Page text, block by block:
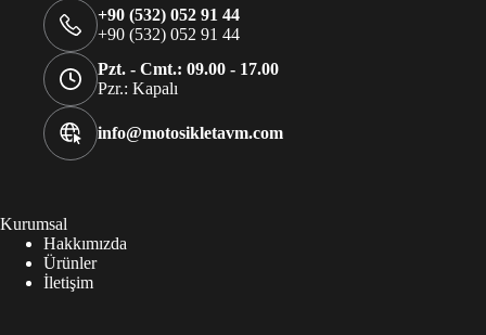
+90 (532) 052 91 44
+90 (532) 052 91 44
Pzt. - Cmt.: 09.00 - 17.00
Pzr.: Kapalı
info@motosikletavm.com
Kurumsal
Hakkımızda
Ürünler
İletişim